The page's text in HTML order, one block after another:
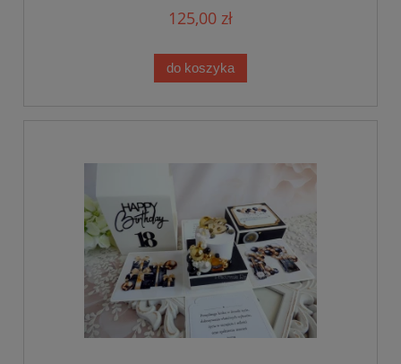
125,00 zł
do koszyka